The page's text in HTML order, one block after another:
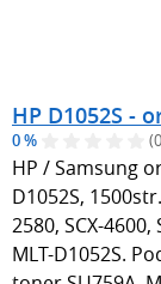
HP D1052S -
0 %
HP / Samsung
D1052S,
2580, SCX-
MLT-D1052S.